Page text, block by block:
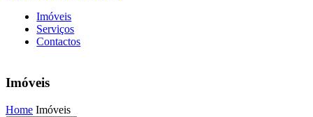
Imóveis
Serviços
Contactos
Imóveis
Home Imóveis